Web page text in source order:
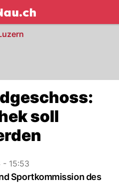
NAU.ch
soll
- 15:53
Sportkommission des